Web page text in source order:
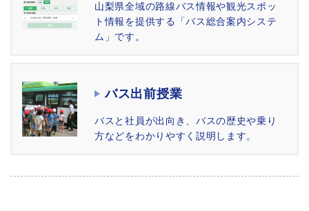
山梨県全域の路線バス情報や観光スポッ
ト情報を提供する「バス総合案内システ
ム」です。
バス出前授業
バスと社員が出向き、バスの歴史や乗り
方などをわかりやすく説明します。